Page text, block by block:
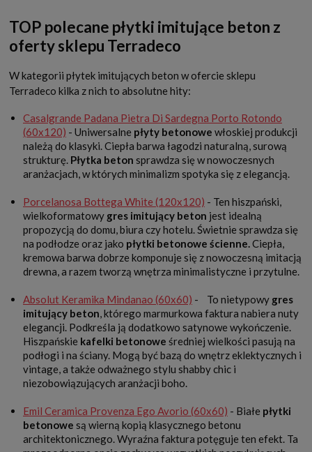
TOP polecane płytki imitujące beton z
oferty sklepu Terradeco
W kategorii płytek imitujących beton w ofercie sklepu
Terradeco kilka z nich to absolutne hity:
Casalgrande Padana Pietra Di Sardegna Porto Rotondo
(60x120) - Uniwersalne płyty betonowe włoskiej produkcji
należą do klasyki. Ciepła barwa łagodzi naturalną, surową
strukturę. Płytka beton sprawdza się w nowoczesnych
aranżacjach, w których minimalizm spotyka się z elegancją.
Porcelanosa Bottega White (120x120) - Ten hiszpański,
wielkoformatowy gres imitujący beton jest idealną
propozycją do domu, biura czy hotelu. Świetnie sprawdza się
na podłodze oraz jako płytki betonowe ścienne.Ciepła,
kremowa barwa dobrze komponuje się z nowoczesną imitacją
drewna, a razem tworzą wnętrza minimalistyczne i przytulne.
Absolut Keramika Mindanao (60x60) - To nietypowy gres
imitujący beton, którego marmurkowa faktura nabiera nuty
elegancji. Podkreśla ją dodatkowo satynowe wykończenie.
Hiszpańskie kafelki betonowe średniej wielkości pasują na
podłogi i na ściany. Mogą być bazą do wnętrz eklektycznych i
vintage, a także odważnego stylu shabby chic i
niezobowiązujących aranżacji boho.
Emil Ceramica Provenza Ego Avorio (60x60) - Białe płytki
betonowe są wierną kopią klasycznego betonu
architektonicznego. Wyraźna faktura potęguje ten efekt. Ta